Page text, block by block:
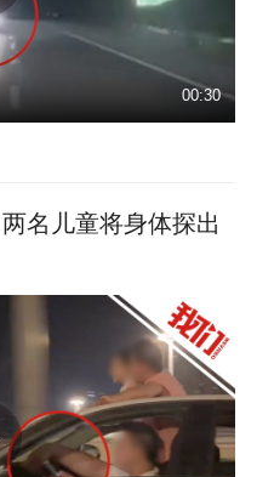
00:30
名儿童将身体探出